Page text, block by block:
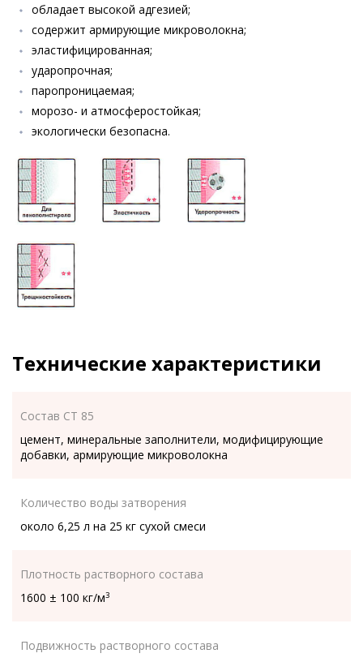
обладает высокой адгезией;
содержит армирующие микроволокна;
эластифицированная;
ударопрочная;
паропроницаемая;
морозо- и атмосферостойкая;
экологически безопасна.
Технические характеристики
Состав CT 85
цемент, минеральные заполнители, модифицирующие
добавки, армирующие микроволокна
Количество воды затворения
около 6,25 л на 25 кг сухой смеси
Плотность растворного состава
1600 ± 100 кг/м3
Подвижность растворного состава